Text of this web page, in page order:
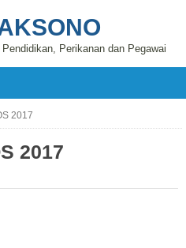
Perikanan dan Pegawai
2017
2017